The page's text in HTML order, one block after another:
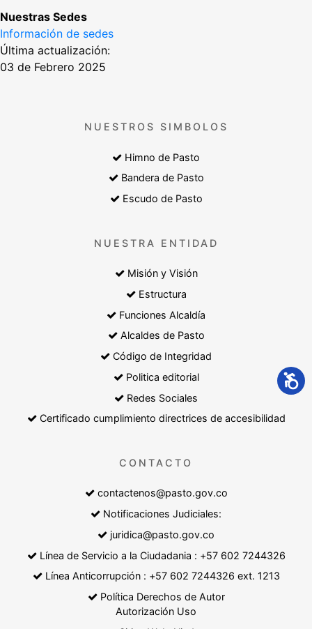
Nuestras Sedes
Información de sedes
Última actualización:
03 de Febrero 2025
NUESTROS SIMBOLOS
Himno de Pasto
Bandera de Pasto
Escudo de Pasto
NUESTRA ENTIDAD
Misión y Visión
Estructura
Funciones Alcaldía
Alcaldes de Pasto
Código de Integridad
Politica editorial
Redes Sociales
Certificado cumplimiento directrices de accesibilidad
CONTACTO
contactenos@pasto.gov.co
Notificaciones Judiciales:
juridica@pasto.gov.co
Línea de Servicio a la Ciudadania : +57 602 7244326
Línea Anticorrupción : +57 602 7244326 ext. 1213
Política Derechos de Autor
Autorización Uso